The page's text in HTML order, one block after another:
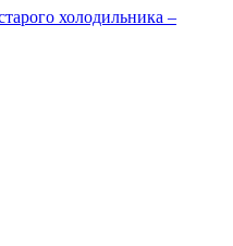
холодильника –